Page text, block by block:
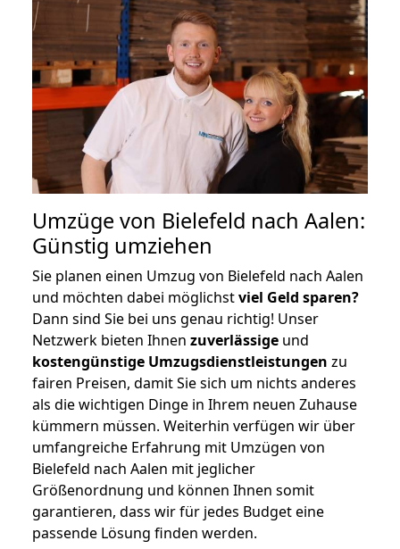
Umzüge von Bielefeld nach Aalen:
Günstig umziehen
Sie planen einen Umzug von Bielefeld nach Aalen
und möchten dabei möglichstviel Geld sparen?
Dann sind Sie bei uns genau richtig! Unser
Netzwerk bieten Ihnen zuverlässige und
kostengünstige Umzugsdienstleistungen zu
fairen Preisen, damit Sie sich um nichts anderes
als die wichtigen Dinge in Ihrem neuen Zuhause
kümmern müssen. Weiterhin verfügen wir über
umfangreiche Erfahrung mit Umzügen von
Bielefeld nach Aalen mit jeglicher
Größenordnung und können Ihnen somit
garantieren, dass wir für jedes Budget eine
passende Lösung finden werden.